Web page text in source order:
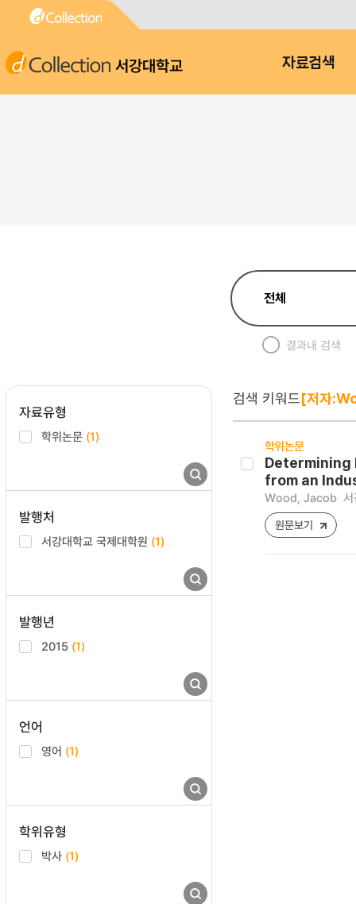
서강대학교 자료검색
결과내 검색
자료유형
학위논문 (1)
발행처
서강대학교 국제대학원 (1)
발행년
2015 (1)
언어
영어 (1)
학위유형
박사 (1)
검색 키워드[저자
학위논문
Determining
from an
Wood, Jacob
원문보기